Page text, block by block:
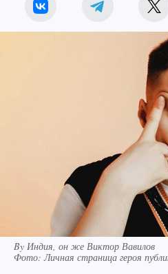
By Индия, он же Виктор Вавилов
Фото:Личная страница героя